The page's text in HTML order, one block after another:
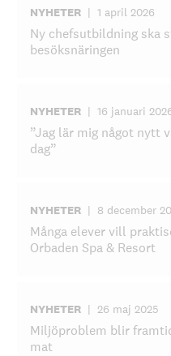
NYHETER | 1 april 2026
Ny chefsutbildning ska
besöksnäringen
NYHETER | 16 januari
”Jag lär mig något nytt
dag”
NYHETER | 8 december
Många elever vill
Orbaden Spa & Resort
NYHETER | 26 maj 2025
Miljöproblem blir
mat